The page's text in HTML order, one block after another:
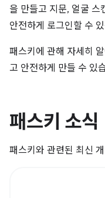
을 만들고 지문, 얼굴 스
안전하게 로그인할 수
패스키에 관해 자세히
고 안전하게 만들 수 있
패스키 소식
패스키와 관련된 최신